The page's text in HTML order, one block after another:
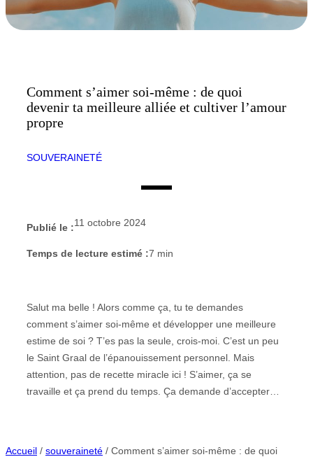
Comment s’aimer soi-même : de quoi
devenir ta meilleure alliée et cultiver l’amour
propre
SOUVERAINETÉ
Publié le :11 octobre 2024
Temps de lecture estimé :7 min
Salut ma belle ! Alors comme ça, tu te demandes
comment s’aimer soi-même et développer une meilleure
estime de soi ? T’es pas la seule, crois-moi. C’est un peu
le Saint Graal de l’épanouissement personnel. Mais
attention, pas de recette miracle ici ! S’aimer, ça se
travaille et ça prend du temps. Ça demande d’accepter…
Accueil / souveraineté / Comment s’aimer soi-même : de quoi